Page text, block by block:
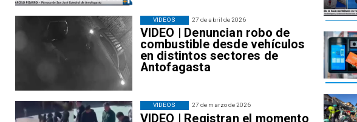
27 de abril de 2026
VIDEO | Denuncian robo de
combustible desde vehículos
en distintos sectores de
Antofagasta
VIDEOS
27 de marzo de 2026
VIDEO | Registran el momento
VIDEOS